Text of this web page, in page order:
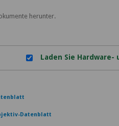
herunter.
Laden Sie
Datenblatt